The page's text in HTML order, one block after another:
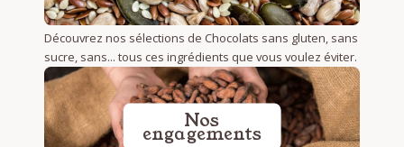
Découvrez nos sélections de Chocolats sans gluten, sans
sucre, sans... tous ces ingrédients que vous voulez éviter.
Nos
engagements